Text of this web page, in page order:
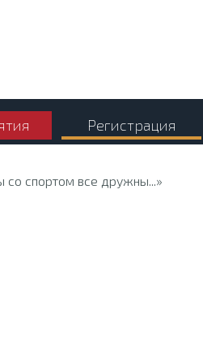
Регистрация